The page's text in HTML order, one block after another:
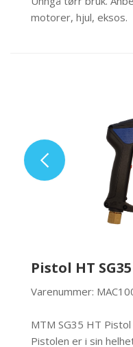
motorer, hjul, eksos.
Pistol HT
Varenummer:
MTM SG35 HT
Pistolen er i sin